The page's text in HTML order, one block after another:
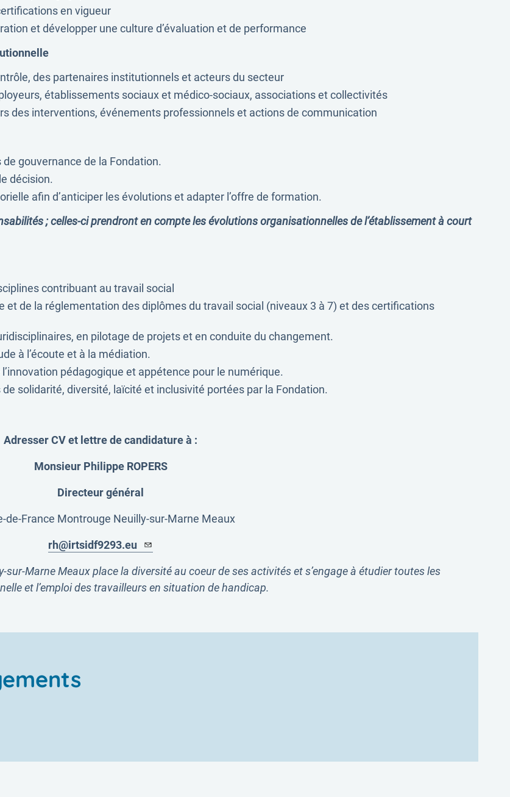
en vigueur
et développer une culture d’évaluation et de performance
des partenaires institutionnels et acteurs du secteur
établissements sociaux et médico-sociaux, associations et collectivités
des interventions, événements professionnels et actions de communication
gouvernance de la Fondation.
décision.
afin d’anticiper les évolutions et adapter l’offre de formation.
; celles-ci prendront en compte les évolutions organisationnelles de l’établissement à court
contribuant au travail social
et de la réglementation des diplômes du travail social (niveaux 3 à 7) et des certifications
en pilotage de projets et en conduite du changement.
à l’écoute et à la médiation.
pédagogique et appétence pour le numérique.
solidarité, diversité, laïcité et inclusivité portées par la Fondation.
Adresser CV et lettre de candidature à :
Monsieur Philippe ROPERS
Directeur général
de-France Montrouge Neuilly-sur-Marne Meaux
rh@irtsidf9293.eu
Marne Meaux place la diversité au coeur de ses activités et s’engage à étudier toutes les
et l’emploi des travailleurs en situation de handicap.